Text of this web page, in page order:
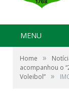
MENU
Home »
acompanhou o
Voleibol” »